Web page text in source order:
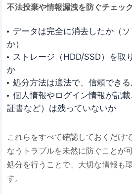
不法投棄や情報漏洩を防ぐチェッ
データは完全に消去したか（
か）
ストレージ（HDD/SSD）を取
か
処分方法は適法で、信頼でき
個人情報やログイン情報が記
証書など）は残っていないか
これらをすべて確認しておくだけ
なうトラブルを未然に防ぐことが
処分を行うことで、大切な情報も
す。